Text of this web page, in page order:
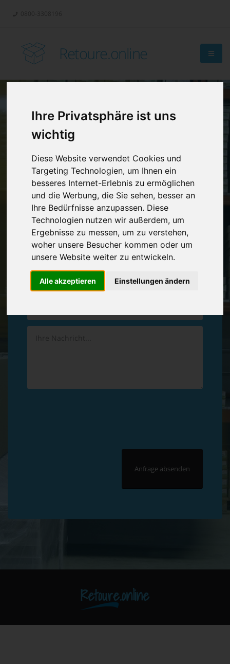
Ihre Privatsphäre ist uns
wichtig
Diese Website verwendet Cookies und
Targeting Technologien, um Ihnen ein
besseres Internet-Erlebnis zu ermöglichen
und die Werbung, die Sie sehen, besser an
Ihre Bedürfnisse anzupassen. Diese
Technologien nutzen wir außerdem, um
Ergebnisse zu messen, um zu verstehen,
woher unsere Besucher kommen oder um
unsere Website weiter zu entwickeln.
Alle akzeptieren Einstellungen ändern
Retoure.online
Retouren-
Management?
Vereinbaren Sie einenRückruf
Hinterlassen Sie uns gern eine persönliche Nachricht.
Retoure.online